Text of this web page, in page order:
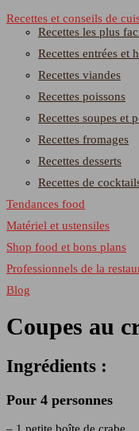
Recettes et conseils de
Recettes les plus
Recettes entrées et
Recettes viandes
Recettes poissons
Recettes soupes et
Recettes fromages
Recettes desserts
Recettes de
Tendances food
Matériel et ustensiles
Shop food et bons plans
Professionnels de la
Blog
Coupes au
Ingrédients :
Pour 4 personnes